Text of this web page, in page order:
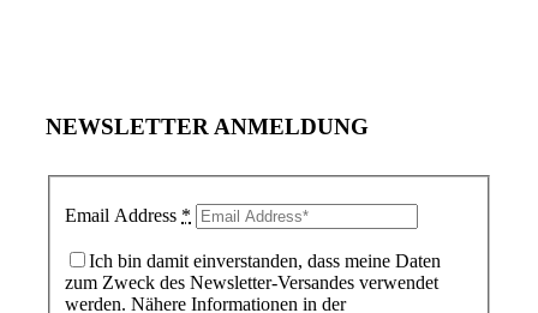
NEWSLETTER ANMELDUNG
Email Address *
Ich bin damit einverstanden, dass meine Daten
zum Zweck des Newsletter-Versandes verwendet
werden. Nähere Informationen in der